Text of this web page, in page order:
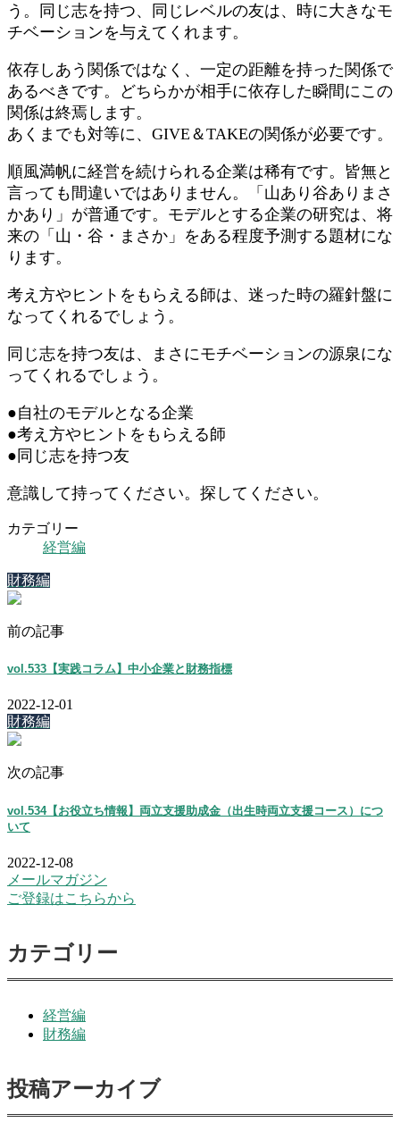
う。同じ志を持つ、同じレベルの友は、時に大きなモ
チベーションを与えてくれます。
依存しあう関係ではなく、一定の距離を持った関係で
あるべきです。どちらかが相手に依存した瞬間にこの
関係は終焉します。
あくまでも対等に、GIVE＆TAKEの関係が必要です。
順風満帆に経営を続けられる企業は稀有です。皆無と
言っても間違いではありません。「山あり谷ありまさ
かあり」が普通です。モデルとする企業の研究は、将
来の「山・谷・まさか」をある程度予測する題材にな
ります。
考え方やヒントをもらえる師は、迷った時の羅針盤に
なってくれるでしょう。
同じ志を持つ友は、まさにモチベーションの源泉にな
ってくれるでしょう。
●自社のモデルとなる企業
●考え方やヒントをもらえる師
●同じ志を持つ友
意識して持ってください。探してください。
カテゴリー
経営編
財務編
前の記事
vol.533【実践コラム】中小企業と財務指標
2022-12-01
財務編
次の記事
vol.534【お役立ち情報】両立支援助成金（出生時両立支援コース）につ
いて
2022-12-08
メールマガジン
ご登録はこちらから
カテゴリー
経営編
財務編
投稿アーカイブ